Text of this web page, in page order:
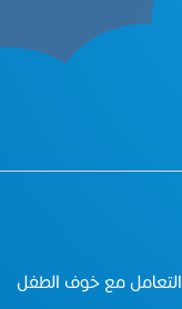
التعامل مع خوف الطفل